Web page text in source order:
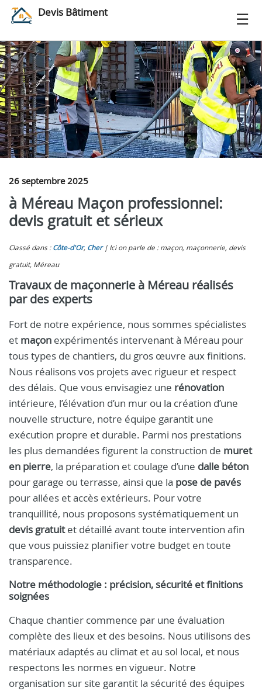
Devis Bâtiment
26 septembre 2025
à Méreau Maçon professionnel:
devis gratuit et sérieux
Classé dans : Côte-d'Or, Cher
Ici on parle de : maçon, maçonnerie, devis
gratuit, Méreau
Travaux de maçonnerie à Méreau réalisés
par des experts
Fort de notre expérience, nous sommes spécialistes
et maçon expérimentés intervenant à Méreau pour
tous types de chantiers, du gros œuvre aux finitions.
Nous réalisons vos projets avec rigueur et respect
des délais. Que vous envisagiez une rénovation
intérieure, l’élévation d’un mur ou la création d’une
nouvelle structure, notre équipe garantit une
exécution propre et durable. Parmi nos prestations
les plus demandées figurent la construction de muret
en pierre, la préparation et coulage d’une dalle béton
pour garage ou terrasse, ainsi que la pose de pavés
pour allées et accès extérieurs. Pour votre
tranquillité, nous proposons systématiquement un
devis gratuitet détaillé avant toute intervention afin
que vous puissiez planifier votre budget en toute
transparence.
Notre méthodologie : précision, sécurité et finitions
soignées
Chaque chantier commence par une évaluation
complète des lieux et des besoins. Nous utilisons des
matériaux adaptés au climat et au sol local, et nous
respectons les normes en vigueur. Notre
organisation sur site garantit la sécurité des équipes